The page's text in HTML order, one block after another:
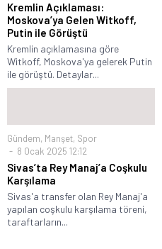
Kremlin Açıklaması:
Moskova’ya Gelen Witkoff,
Putin ile Görüştü
Kremlin açıklamasına göre
Witkoff, Moskova'ya gelerek Putin
ile görüştü. Detaylar...
Gündem, Manşet, Spor
8 Ocak 2025 12:12
Sivas’ta Rey Manaj’a Coşkulu
Karşılama
Sivas'a transfer olan Rey Manaj'a
yapılan coşkulu karşılama töreni,
taraftarların...